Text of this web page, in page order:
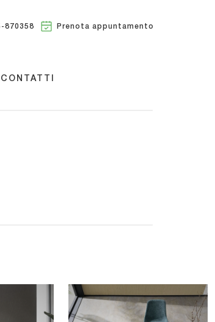
870358 Prenota appuntamento
CONTATTI